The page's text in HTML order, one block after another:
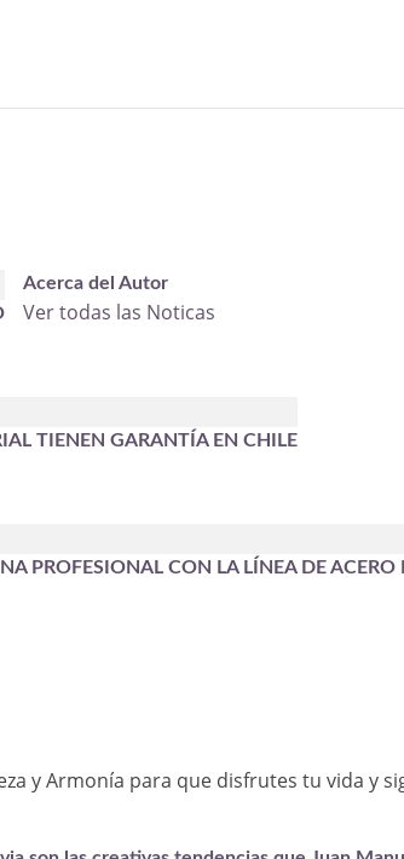
TIENEN GARANTÍA EN CHILE
PROFESIONAL CON LA LÍNEA DE
Acerca del Autor
Ver todas las Noticas
y Armonía para que disfrutes tu vida y